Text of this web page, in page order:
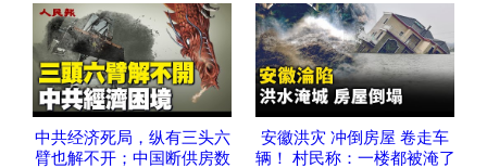
中共经济死局，纵有三头六
臂也解不开；中国断供房数
安徽洪灾 冲倒房屋 卷走车
辆！ 村民称：一楼都被淹了